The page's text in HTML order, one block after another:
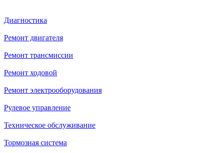
Диагностика
Ремонт двигателя
Ремонт трансмиссии
Ремонт ходовой
Ремонт электрооборудования
Рулевое управление
Техническое обслуживание
Тормозная система